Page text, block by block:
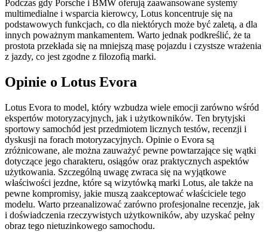
Podczas gdy Porsche i BMW oferują zaawansowane systemy
multimedialne i wsparcia kierowcy, Lotus koncentruje się na
podstawowych funkcjach, co dla niektórych może być zaletą, a dla
innych poważnym mankamentem. Warto jednak podkreślić, że ta
prostota przekłada się na mniejszą masę pojazdu i czystsze wrażenia
z jazdy, co jest zgodne z filozofią marki.
Opinie o Lotus Evora
Lotus Evora to model, który wzbudza wiele emocji zarówno wśród
ekspertów motoryzacyjnych, jak i użytkowników. Ten brytyjski
sportowy samochód jest przedmiotem licznych testów, recenzji i
dyskusji na forach motoryzacyjnych. Opinie o Evora są
zróżnicowane, ale można zauważyć pewne powtarzające się wątki
dotyczące jego charakteru, osiągów oraz praktycznych aspektów
użytkowania. Szczególną uwagę zwraca się na wyjątkowe
właściwości jezdne, które są wizytówką marki Lotus, ale także na
pewne kompromisy, jakie muszą zaakceptować właściciele tego
modelu. Warto przeanalizować zarówno profesjonalne recenzje, jak
i doświadczenia rzeczywistych użytkowników, aby uzyskać pełny
obraz tego nietuzinkowego samochodu.